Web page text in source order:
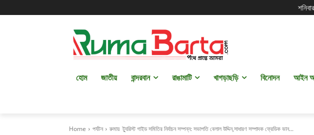
হোম জাতীয় বান্দরবান রাঙামাটি খাগড়াছড়ি বিনোদন আইন
Home পর্যটন রুমায় ট্যুরিস্ট গাইড সমিতির নির্বাচন সম্পন্ন: সভাপতি বেলাল উদ্দিন,সাধারণ সম্পাদক ফ্রেডিক ভান...